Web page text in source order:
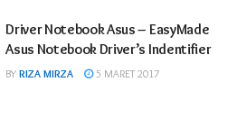
Driver Notebook Asus – EasyMade
Asus Notebook Driver’s Indentifier
BY RIZA MIRZA 5 MARET 2017